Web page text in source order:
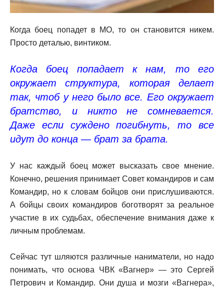
Когда боец попадет в МО, то он становится никем.
Просто деталью, винтиком.
Когда боец попадает к нам, то его
окружает структура, которая делает
так, чтоб у него было все. Его окружает
братство, и никто не сомневается.
Даже если суждено погибнуть, то все
идут до конца — брат за брата.
У нас каждый боец может высказать свое мнение.
Конечно, решения принимает Совет командиров и сам
Командир, но к словам бойцов они прислушиваются.
А бойцы своих командиров боготворят за реальное
участие в их судьбах, обеспечение внимания даже к
личным проблемам.
Сейчас тут шляются различные наниматели, но надо
понимать, что основа ЧВК «Вагнер» — это Сергей
Петрович и Командир. Они душа и мозги «Вагнера»,